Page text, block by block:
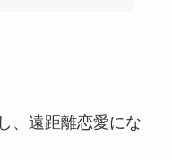
、遠距離恋愛にな